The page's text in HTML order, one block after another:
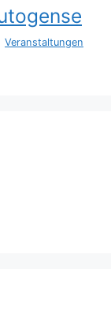
Veranstaltungen